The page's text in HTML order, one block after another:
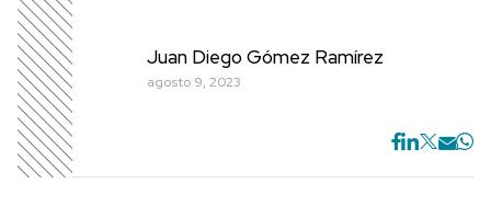
Juan Diego Gómez Ramírez
agosto 9, 2023